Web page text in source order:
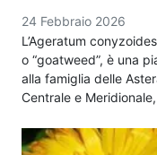
24 Febbraio 2026
L’Ageratum
o “goatweed”, è una
alla famiglia delle
Centrale e